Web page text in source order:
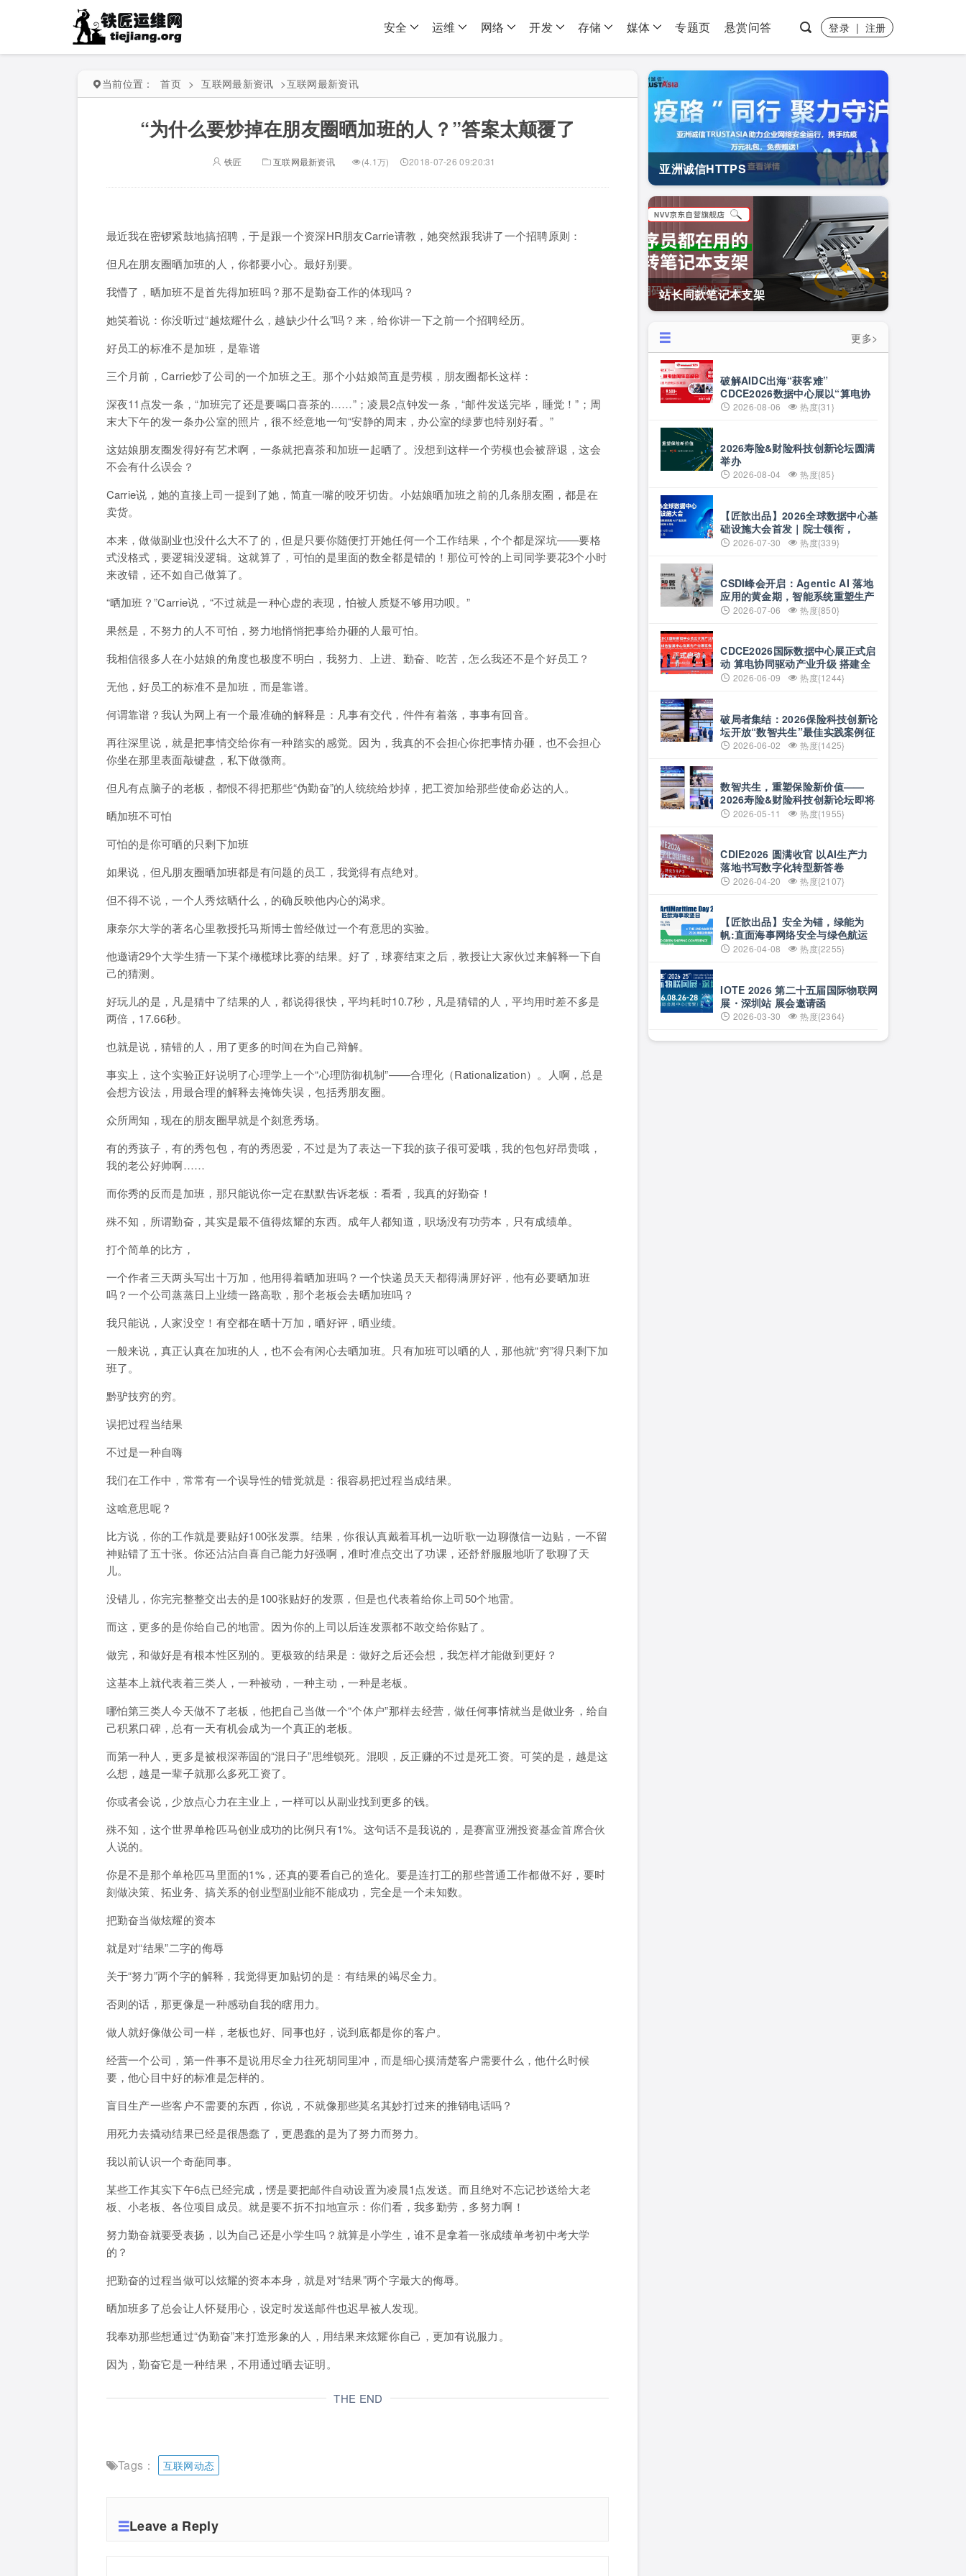
安全 运维 网络 开发 存储 媒体 专题页 悬赏问答 登录 | 注册
当前位置： 首页 > 互联网最新资讯 >互联网最新资讯
“为什么要炒掉在朋友圈晒加班的人？”答案太颠覆了
铁匠 互联网最新资讯 (4.1万) 2018-07-26 09:20:31
最近我在密锣紧鼓地搞招聘，于是跟一个资深HR朋友Carrie请教，她突然跟我讲了一个招聘原则：
但凡在朋友圈晒加班的人，你都要小心。最好别要。
我懵了，晒加班不是首先得加班吗？那不是勤奋工作的体现吗？
她笑着说：你没听过“越炫耀什么，越缺少什么”吗？来，给你讲一下之前一个招聘经历。
好员工的标准不是加班， 是靠谱
三个月前，Carrie炒了公司的一个加班之王。那个小姑娘简直是劳模，朋友圈都长这样：
深夜11点发一条，“加班完了还是要喝口喜茶的……”；凌晨2点钟发一条 ，“邮件发送完毕，睡觉！”； 周
末大下午的发一条办公室的照片，很不经意地一句“安静的周末，办公室的绿萝也特别好看。”
这姑娘朋友圈发得好有艺术啊，一条就把喜茶和加班一起晒了。没想到这样一个劳模也会被辞退，这会
不会有什么误会？
Carrie说，她的直接上司一提到了她，简直一嘴的咬牙切齿。小姑娘晒加班之前的几条朋友圈，都是在
卖货。
本来，做做副业也没什么大不了的，但是只要你随便打开她任何一个工作结果，个个都是深坑——要格
式没格式，要逻辑没逻辑。这就算了，可怕的是里面的数全都是错的！那位可怜的上司同学要花3个小时
来改错，还不如自己做算了。
“晒加班？”Carrie说，“不过就是一种心虚的表现，怕被人质疑不够用功呗。”
果然是，不努力的人不可怕，努力地悄悄把事给办砸的人最可怕。
我相信很多人在小姑娘的角度也极度不明白，我努力、上进、勤奋、吃苦，怎么我还不是个好员工？
无他，好员工的标准不是加班，而是靠谱。
何谓靠谱？我认为网上有一个最准确的解释是： 凡事有交代，件件有着落，事事有回音。
再往深里说，就是把事情交给你有一种踏实的感觉。因为，我真的不会担心你把事情办砸，也不会担心
你坐在那里表面敲键盘，私下做微商。
但凡有点脑子的老板，都恨不得把那些“伪勤奋”的人统统给炒掉，把工资加给那些使命必达的人。
晒加班不可怕
可怕的是你可晒的只剩下加班
如果说，但凡朋友圈晒加班都是有问题的员工，我觉得有点绝对。
但不得不说，一个人秀炫晒什么，的确反映他内心的渴求。
康奈尔大学的著名心里教授托马斯博士曾经做过一个有意思的实验。
他邀请29个大学生猜一下某个橄榄球比赛的结果。好了，球赛结束之后，教授让大家伙过来解释一下自
己的猜测。
好玩儿的是，凡是猜中了结果的人，都说得很快，平均耗时10.7秒，凡是猜错的人，平均用时差不多是
两倍，17.66秒。
也就是说，猜错的人，用了更多的时间在为自己辩解。
事实上，这个实验正好说明了心理学上一个“心理防御机制”——合理化（Rationalization）。人啊，总是
会想方设法，用最合理的解释去掩饰失误，包括秀朋友圈。
众所周知，现在的朋友圈早就是个刻意秀场。
有的秀孩子，有的秀包包，有的秀恩爱，不过是为了表达一下我的孩子很可爱哦，我的包包好昂贵哦，
我的老公好帅啊……
而你秀的反而是加班，那只能说你一定在默默告诉老板：看看，我真的好勤奋！
殊不知， 所谓勤奋，其实是最不值得炫耀的东西。 成年人都知道，职场没有功劳本，只有成绩单。
打个简单的比方，
一个作者三天两头写出十万加，他用得着晒加班吗？ 一个快递员天天都得满屏好评，他有必要晒加班
吗？一个公司蒸蒸日上业绩一路高歌，那个老板会去晒加班吗？
我只能说，人家没空！有空都在晒十万加，晒好评，晒业绩。
一般来说，真正认真在加班的人，也不会有闲心去晒加班。 只有加班可以晒的人，那他就“穷”得只剩下加
班了。
黔驴技穷的穷。
误把过程当结果
不过是一种自嗨
我们在工作中，常常有一个误导性的错觉就是：很容易把过程当成结果。
这啥意思呢？
比方说，你的工作就是要贴好100张发票。结果，你很认真戴着耳机一边听歌一边聊微信一边贴，一不留
神贴错了五十张。你还沾沾自喜自己能力好强啊，准时准点交出了功课，还舒舒服服地听了歌聊了天
儿。
没错儿，你完完整整交出去的是100张贴好的发票，但是也代表着给你上司50个地雷。
而这，更多的是你给自己的地雷。因为你的上司以后连发票都不敢交给你贴了。
做完，和做好是有根本性区别的。更极致的结果是： 做好之后还会想，我怎样才能做到更好？
这基本上就代表着三类人，一种被动，一种主动，一种是老板。
哪怕第三类人今天做不了老板，他把自己当做一个“个体户”那样去经营，做任何事情就当是做业务，给自
己积累口碑，总有一天有机会成为一个真正的老板。
而第一种人，更多是被根深蒂固的“混日子”思维锁死。混呗，反正赚的不过是死工资。可笑的是，越是这
么想，越是一辈子就那么多死工资了。
你或者会说，少放点心力在主业上，一样可以从副业找到更多的钱。
殊不知， 这个世界单枪匹马创业成功的比例只有1%。 这句话不是我说的，是赛富亚洲投资基金首席合伙
人说的。
你是不是那个单枪匹马里面的1%，还真的要看自己的造化。要是连打工的那些普通工作都做不好，要时
刻做决策、拓业务、搞关系的创业型副业能不能成功，完全是一个未知数。
把勤奋当做炫耀的资本
就是对“结果”二字的侮辱
关于“努力”两个字的解释，我觉得更加贴切的是： 有结果的竭尽全力。
否则的话，那更像是一种感动自我的瞎用力。
做人就好像做公司一样，老板也好、同事也好，说到底都是你的客户。
经营一个公司，第一件事不是说用尽全力往死胡同里冲，而是细心摸清楚客户需要什么，他什么时候
要，他心目中好的标准是怎样的。
盲目生产一些客户不需要的东西，你说，不就像那些莫名其妙打过来的推销电话吗？
用死力去撬动结果已经是很愚蠢了，更愚蠢的是为了努力而努力。
我以前认识一个奇葩同事。
某些工作其实下午6点已经完成，愣是要把邮件自动设置为凌晨1点发送。而且绝对不忘记抄送给大老
板、小老板、各位项目成员。就是要不折不扣地宣示：你们看，我多勤劳，多努力啊！
努力勤奋就要受表扬，以为自己还是小学生吗？就算是小学生，谁不是拿着一张成绩单考初中考大学
的？
把勤奋的过程当做可以炫耀的资本本身，就是对“结果”两个字最大的侮辱。
晒加班多了总会让人怀疑用心，设定时发送邮件也迟早被人发现。
我奉劝那些想通过“伪勤奋”来打造形象的人，用结果来炫耀你自己，更加有说服力。
因为，勤奋它是一种结果，不用通过晒去证明。
THE END
Tags： 互联网动态
Leave a Reply
亚洲诚信HTTPS
站长同款笔记本支架
更多>
破解AIDC出海“获客难”
CDCE2026数据中心展以“算电协
同”重构全球算力供应链
2026-08-06 热度{31}
2026寿险&财险科技创新论坛圆满
举办
2026-08-04 热度{85}
【匠歆出品】2026全球数据中心基
础设施大会首发｜院士领衔，
100+头部企业已确认，500人齐聚
2026-07-30 热度{339}
CSDI峰会开启：Agentic AI 落地
应用的黄金期，智能系统重塑生产
力 2026-07-06 热度{850}
CDCE2026国际数据中心展正式启
动 算电协同驱动产业升级 搭建全
球合作平台
2026-06-09 热度{1244}
破局者集结：2026保险科技创新论
坛开放“数智共生”最佳实践案例征
集 2026-06-02 热度{1425}
数智共生，重塑保险新价值——
2026寿险&财险科技创新论坛即将
启幕2026-05-11 热度{1955}
CDIE2026 圆满收官 以AI生产力
落地书写数字化转型新答卷
2026-04-20 热度{2107}
【匠歆出品】安全为锚，绿能为
帆:直面海事网络安全与绿色航运
的双重挑战@The ArtiMaritime
2026-04-08 热度{2255}
IOTE 2026 第二十五届国际物联网
展・深圳站 展会邀请函
2026-03-30 热度{2364}